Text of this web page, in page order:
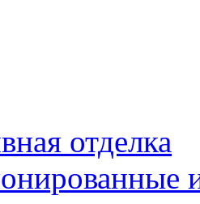
отделка